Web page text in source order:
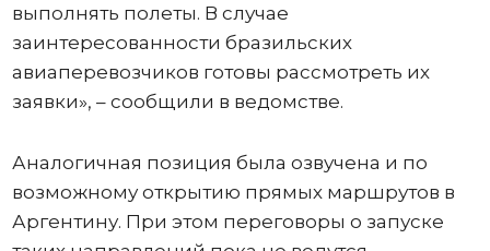
выполнять полеты. В случае
заинтересованности бразильских
авиаперевозчиков готовы рассмотреть их
заявки», – сообщили в ведомстве.
Аналогичная позиция была озвучена и по
возможному открытию прямых маршрутов в
Аргентину. При этом переговоры о запуске